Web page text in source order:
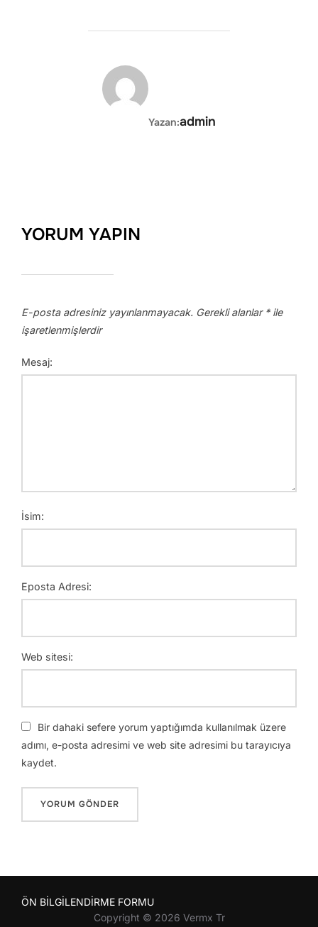
YAZAR
Yazan:admin
YORUM YAPIN
E-posta adresiniz yayınlanmayacak. Gerekli alanlar *ile
işaretlenmişlerdir
Mesaj:
İsim:
Eposta Adresi:
Web sitesi:
Bir dahaki sefere yorum yaptığımda kullanılmak üzere
adımı, e-posta adresimi ve web site adresimi bu tarayıcıya
kaydet.
ÖN BİLGİLENDİRME FORMU
Copyright © 2026 Vermx Tr